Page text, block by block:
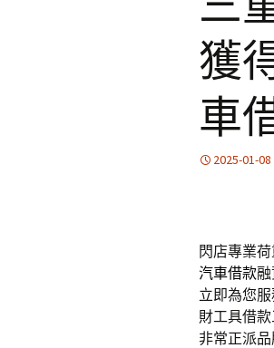
獲
車
2025-01-08
閃店專業
汽車借款
立即為您
財工具借
非常正派